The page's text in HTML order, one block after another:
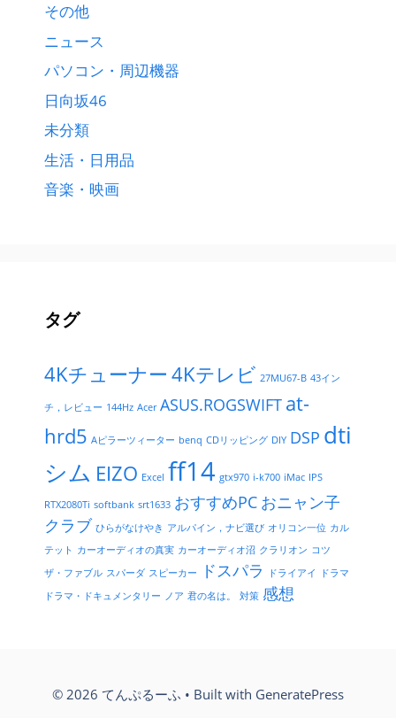
その他
ニュース
パソコン・周辺機器
日向坂46
未分類
生活・日用品
音楽・映画
タグ
4Kチューナー4Kテレビ 27MU67-B 43イン
チ，レビュー 144Hz Acer ASUS.ROGSWIFT at-
hrd5 Aピラーツィーター benq CDリッピング DIY DSP dti
シム EIZO Excel ff14 gtx970 i-k700 iMac IPS
RTX2080Ti softbank srt1633 おすすめPC おニャン子
クラブ ひらがなけやき アルパイン，ナビ選び オリコン一位 カル
テット カーオーディオの真実 カーオーディオ沼 クラリオン コツ
ザ・ファブル スパーダ スピーカー ドスパラ ドライアイ
ドラマ
ドラマ・ドキュメンタリー ノア 君の名は。 対策 感想
© 2026 てんぷるーふ • Built with GeneratePress